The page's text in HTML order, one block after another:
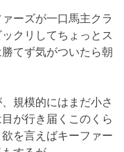
ーズが一口馬主クラ
クリしてちょっとス
てず気がついたら朝
規模的にはまだ小さ
が行き届くこのくら
を言えばキーファー